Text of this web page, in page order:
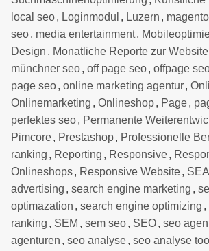
local seo, Loginmodul , Luzern ,
seo, media entertainment,
Design , Monatliche Reporte zur
münchner seo, off page seo, offpage
page seo, online marketing agentur,
Onlinemarketing , Onlineshop, Page,
perfektes seo, Permanente
Pimcore, Prestashop, Professionelle
ranking , Reporting , Responsive,
Onlineshops, Responsive Website, SEA
advertising , search engine marketing ,
optimazation , search engine optimizing ,
ranking , SEM , sem seo, SEO, seo
agenturen , seo analyse, seo analyse